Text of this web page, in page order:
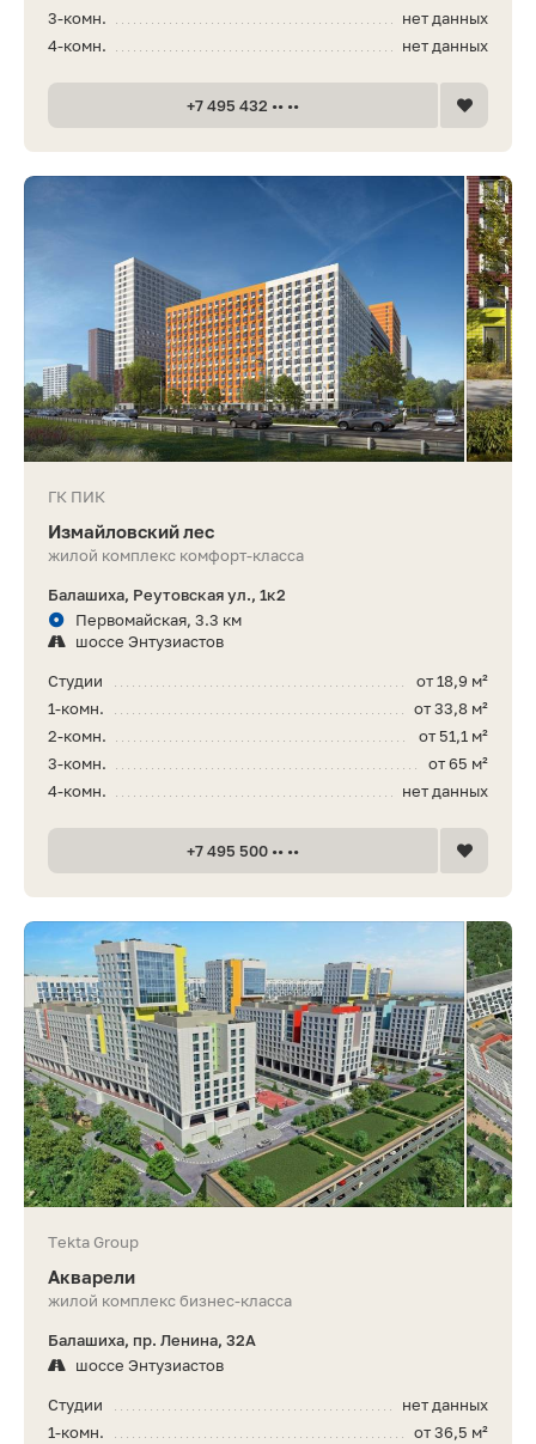
нет данных
3-комн.
нет данных
4-комн.
+7 495 432 •• ••
ГК ПИК
Измайловский лес
жилой комплекс комфорт-класса
Балашиха, Реутовская ул., 1к2
Первомайская, 3.3 км
шоссе Энтузиастов
от 18,9 м²
Студии
от 33,8 м²
1-комн.
от 51,1 м²
2-комн.
от 65 м²
3-комн.
нет данных
4-комн.
+7 495 500 •• ••
Tekta Group
Акварели
жилой комплекс бизнес-класса
Балашиха, пр. Ленина, 32А
шоссе Энтузиастов
нет данных
Студии
от 36,5 м²
1-комн.